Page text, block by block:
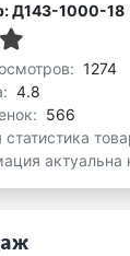
Д143-1000-18
1274
4.8
566
статистика
актуальна